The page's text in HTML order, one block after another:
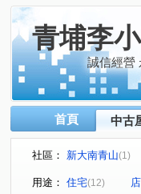
青埔李
誠信經營
首頁 中古
社區： 新大南青山(1)
佳瑞M+
用途： 住宅(12)